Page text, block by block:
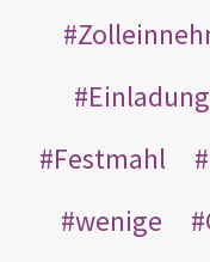
Einladung
Festmahl
wenige